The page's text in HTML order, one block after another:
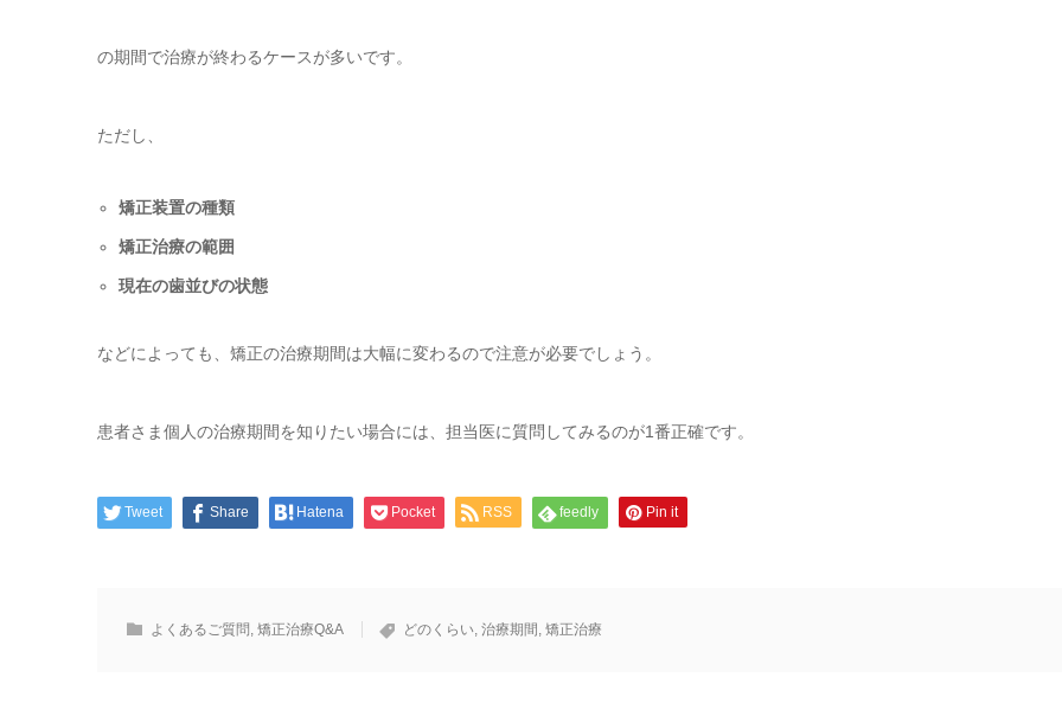
の期間で治療が終わるケースが多いです。
ただし、
矯正装置の種類
矯正治療の範囲
現在の歯並びの状態
などによっても、矯正の治療期間は大幅に変わるので注意が必要でしょう。
患者さま個人の治療期間を知りたい場合には、担当医に質問してみるのが1番正確です。
Tweet Share Hatena Pocket RSS feedly Pin it
よくあるご質問 矯正治療Q&A どのくらい 治療期間 矯正治療